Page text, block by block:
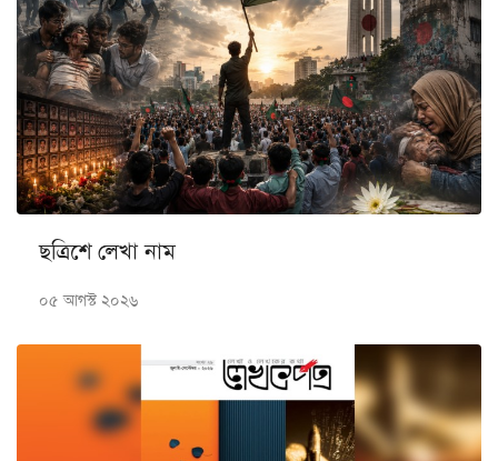
ছত্রিশে লেখা নাম
০৫ আগস্ট ২০২৬